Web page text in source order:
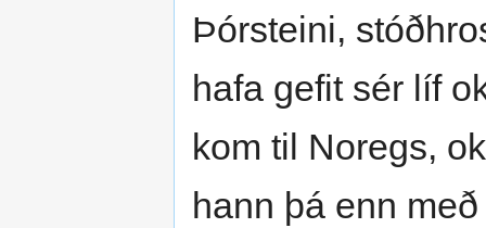
Þórsteini,
hafa gefit sér líf
kom til Noregs,
hann þá enn